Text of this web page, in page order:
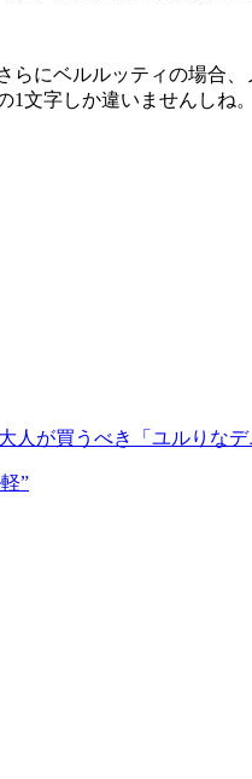
にベルルッティの場合
文字しか違いませんしね。
人が買うべき「ユルりなデ
”